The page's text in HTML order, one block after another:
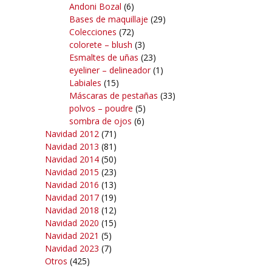
Andoni Bozal (6)
Bases de maquillaje (29)
Colecciones (72)
colorete – blush (3)
Esmaltes de uñas (23)
eyeliner – delineador(1)
Labiales (15)
Máscaras de pestañas (33)
polvos – poudre (5)
sombra de ojos (6)
Navidad 2012 (71)
Navidad 2013 (81)
Navidad 2014 (50)
Navidad 2015 (23)
Navidad 2016 (13)
Navidad 2017 (19)
Navidad 2018 (12)
Navidad 2020 (15)
Navidad 2021 (5)
Navidad 2023 (7)
Otros (425)